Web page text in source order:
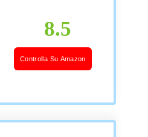
8.5
Controlla Su Amazon